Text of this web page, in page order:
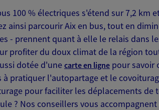
100 % électriques s'étend sur 7,2 km
ainsi parcourir Aix en bus, tout en
- prennent quant à elle le relais dans
profiter du doux climat de la région
dotée d'une carte en ligne pour savoir
pratiquer l'autopartage et le
pour faciliter les déplacements de
? Nos conseillers vous